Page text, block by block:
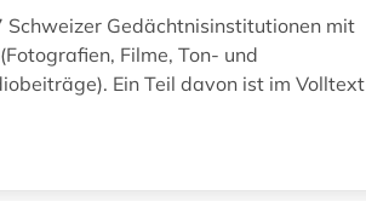
Gedächtnisinstitutionen mit
Filme, Ton- und
Ein Teil davon ist im Volltext